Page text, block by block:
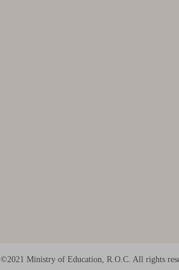
©2021 Ministry of Education, R.O.C. All rights